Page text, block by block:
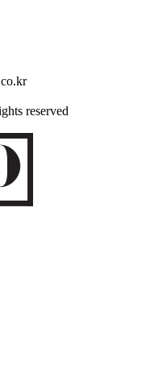
reserved